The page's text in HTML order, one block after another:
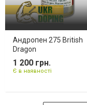
Андропен 275 British
Dragon
1 200 грн.
Є в наявності